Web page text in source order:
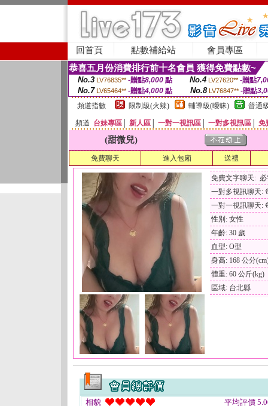
回首頁 點數補給站 會員專區
恭喜五月份消費排行前十名會員 獲得免費點數~
No.3 LV76835** -贈點8,000點 No.4 LV27620** -贈點
No.7 LV65464** -贈點4,000 點 No.8 LV76847** -贈點
頻道指數
限制級(火辣) 輔導級(曖昧) 普通
頻道 台妹專區 新人區 一對一視訊區 一對多視訊區 免
(甜微兒)
免費聊天 進入包廂 送禮
免費文字聊天:
一對多視訊聊天:
一對一視訊聊天:
性別: 女性
年齡: 30 歲
血型: O型
身高: 168 公分
體重: 60 公斤(kg)
區域: 台北縣
相貌
平均評價